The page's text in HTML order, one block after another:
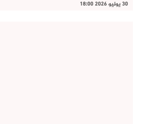
30 يوليو 2026 18:00